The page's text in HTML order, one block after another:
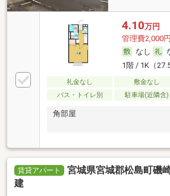
4.10万円
管理費2,000円
なし
1階 / 1K（
礼金なし 敷金なし
バス・トイレ別
駐車場(近隣含)
角部屋
賃貸アパート
宮城県宮城郡松島町磯
建